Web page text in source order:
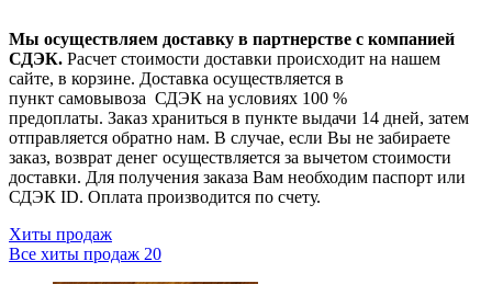
Мы осуществляем доставку в партнерстве с компанией
СДЭК. Расчет стоимости доставки происходит на нашем
сайте, в корзине. Доставка осуществляется в
пункт самовывоза СДЭК на условиях 100 %
предоплаты. Заказ храниться в пункте выдачи 14 дней, затем
отправляется обратно нам. В случае, если Вы не забираете
заказ, возврат денег осуществляется за вычетом стоимости
доставки. Для получения заказа Вам необходим паспорт или
СДЭК ID. Оплата производится по счету.
Хиты продаж
Все хиты продаж 20